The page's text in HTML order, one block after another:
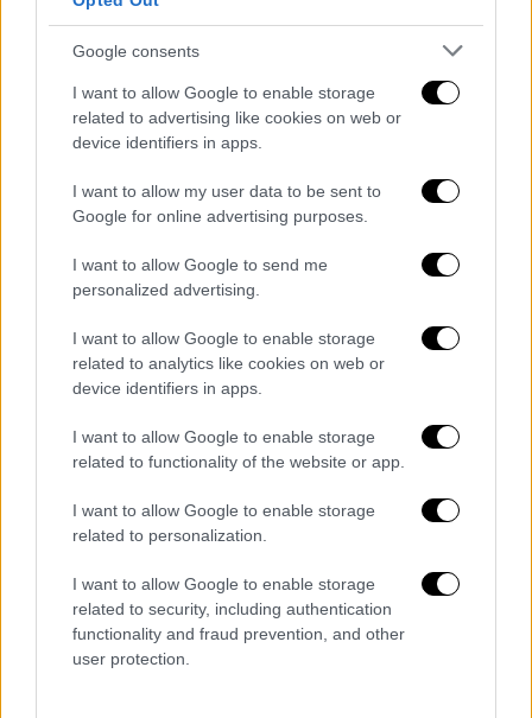
Google consents
I want to allow Google to enable storage
related to advertising like cookies on web or
device identifiers in apps.
I want to allow my user data to be sent to
Google for online advertising purposes.
I want to allow Google to send me
personalized advertising.
I want to allow Google to enable storage
related to analytics like cookies on web or
device identifiers in apps.
I want to allow Google to enable storage
related to functionality of the website or app.
I want to allow Google to enable storage
related to personalization.
I want to allow Google to enable storage
related to security, including authentication
functionality and fraud prevention, and other
user protection.
Ελλάδα|23.10.2023 19:00
Οι ιδιώτες ήρθαν για να μείνουν στις
συγκοινωνίες της Αθήνας - 63
λεωφορειακές γραμμές παραχωρούνται
για 8 χρόνια - Οι όροι της σύμβασης
Σε δύο τμήματα ο διαγωνισμός - Αναλυτικά
τηλεματική και ηλεκτρονικό εισιτήριο